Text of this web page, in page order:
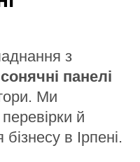
з
панелі
Ми
й
в Ірпені.